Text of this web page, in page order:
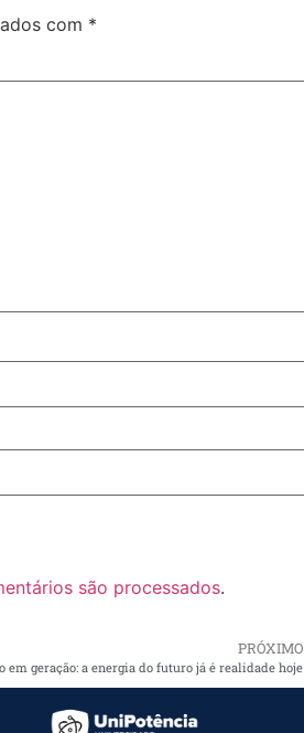
com *
são processados.
PRÓXIMO
em geração: a energia do futuro já é realidade hoje